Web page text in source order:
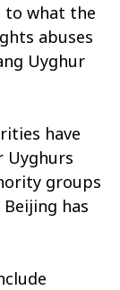
what the
abuses
Uyghur
have
Uyghurs
groups
Beijing has